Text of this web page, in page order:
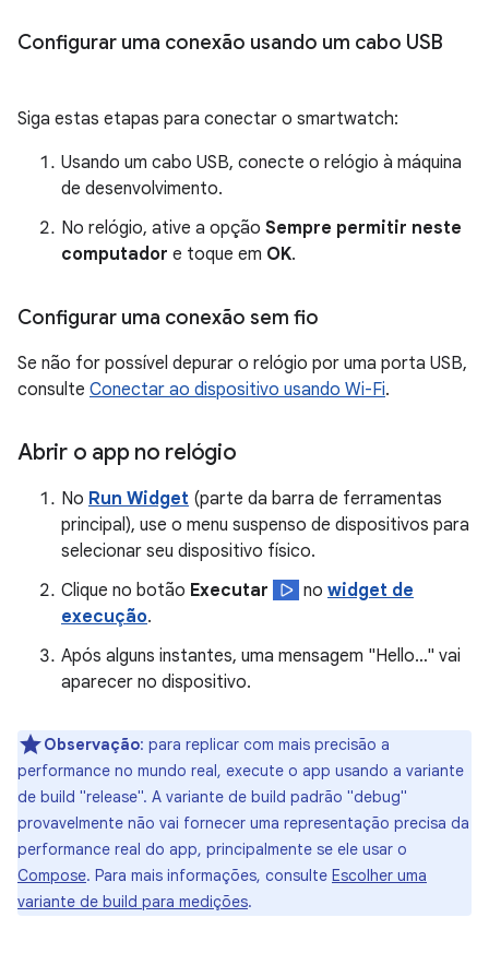
Configurar uma conexão usando um cabo USB
Siga estas etapas para conectar o smartwatch:
Usando um cabo USB, conecte o relógio à máquina
de desenvolvimento.
No relógio, ative a opção Sempre permitir neste
computador e toque em OK.
Configurar uma conexão sem fio
Se não for possível depurar o relógio por uma porta USB,
consulte Conectar ao dispositivo usando Wi-Fi.
Abrir o app no relógio
No Run Widget (parte da barra de ferramentas
principal), use o menu suspenso de dispositivos para
selecionar seu dispositivo físico.
Clique no botão Executar no widget de
execução.
Após alguns instantes, uma mensagem "Hello…" vai
aparecer no dispositivo.
Observação: para replicar com mais precisão a
performance no mundo real, execute o app usando a variante
de build "release". A variante de build padrão "debug"
provavelmente não vai fornecer uma representação precisa da
performance real do app, principalmente se ele usar o
Compose. Para mais informações, consulte Escolher uma
variante de build para medições.